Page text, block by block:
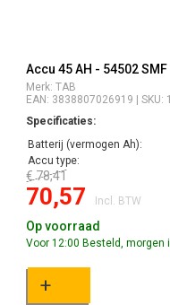
Accu 45 AH - 54502
Merk: TAB
EAN: 3838807026919 | SKU:
Specificaties:
Batterij (vermogen Ah):
Accu type:
€ 78,41
70,57 Incl. BTW
Op voorraad
Voor 12:00 Besteld, morgen
+